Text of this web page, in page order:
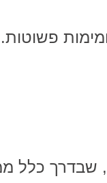
פשוטות.
שבדרך כלל